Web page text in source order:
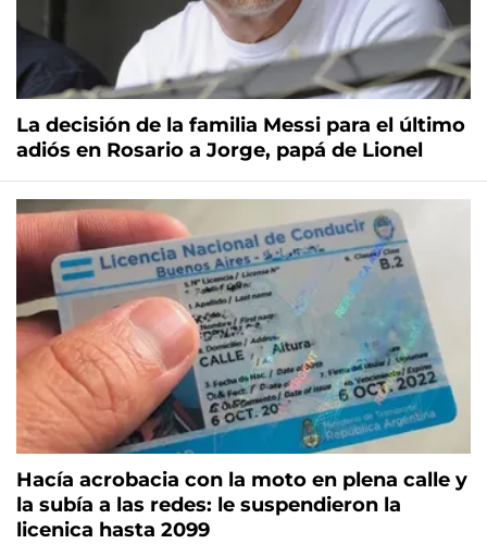
La decisión de la familia Messi para el último
adiós en Rosario a Jorge, papá de Lionel
Hacía acrobacia con la moto en plena calle y
la subía a las redes: le suspendieron la
licenica hasta 2099